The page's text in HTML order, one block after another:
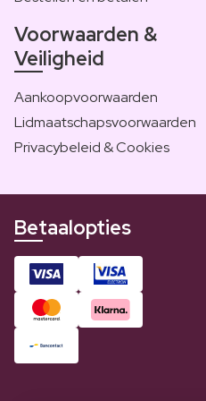
Voorwaarden &
Veiligheid
Aankoopvoorwaarden
Lidmaatschapsvoorwaarden
Privacybeleid & Cookies
Betaalopties